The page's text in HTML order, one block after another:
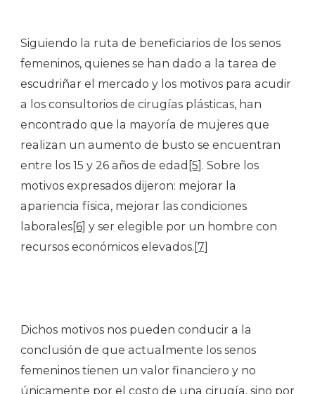
Siguiendo la ruta de beneficiarios de los senos
femeninos, quienes se han dado a la tarea de
escudriñar el mercado y los motivos para acudir
a los consultorios de cirugías plásticas, han
encontrado que la mayoría de mujeres que
realizan un aumento de busto se encuentran
entre los 15 y 26 años de edad [5] . Sobre los
motivos expresados dijeron: mejorar la
apariencia física, mejorar las condiciones
laborales[6] y ser elegible por un hombre con
recursos económicos elevados. [7]
Dichos motivos nos pueden conducir a la
conclusión de que actualmente los senos
femeninos tienen un valor financiero y no
únicamente por el costo de una cirugía, sino por